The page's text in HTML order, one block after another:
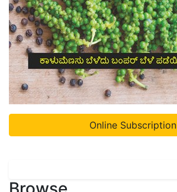
Online Subscription